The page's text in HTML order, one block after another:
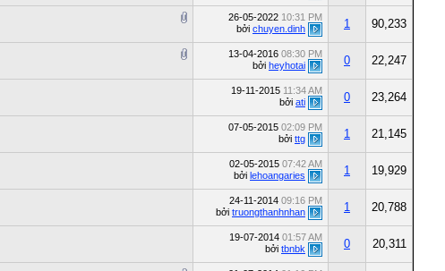
26-05-2022 10:31 PM
bởi chuyen.dinh 1 90,233
13-04-2016 08:30 PM
bởi heyhotai 0 22,247
19-11-2015 11:34 AM
bởi ati 0 23,264
07-05-2015 02:09 PM
bởi ttg 1 21,145
02-05-2015 07:42 AM
bởi lehoangaries 1 19,929
24-11-2014 09:16 PM
bởi truongthanhnhan 1 20,788
19-07-2014 01:57 AM
bởi tbnbk 0 20,311